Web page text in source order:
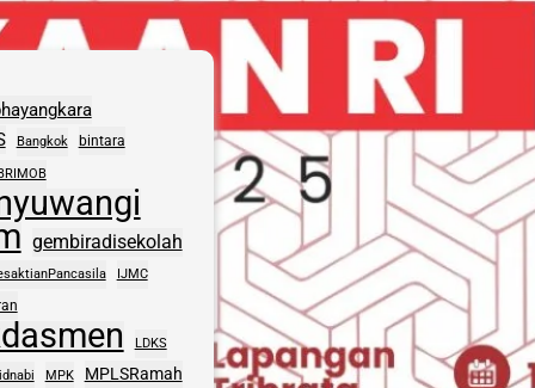
Bangkok bintara
gembiradisekolah
IJMC
LDKS
MPK MPLSRamah